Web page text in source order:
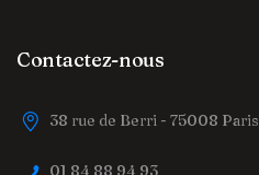
Contactez-nous
38 rue de Berri - 75008 Paris
01 84 88 94 93